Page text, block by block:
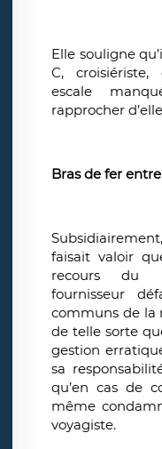
Elle souligne
C,
escale
rapprocher
Bras de fer
faisait valoir
recours du
fournisseur
communs de la
de telle sorte
gestion
sa
qu’en cas de
même
voyagiste.